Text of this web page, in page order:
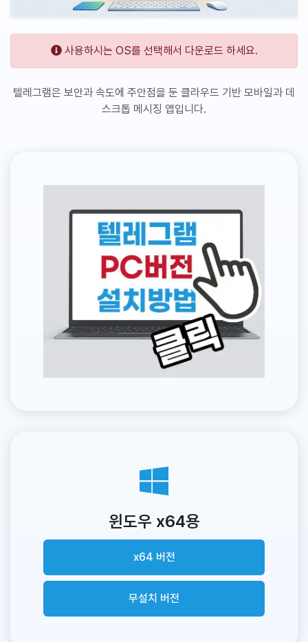
사용하시는 OS를 선택해서 다운로드 하세요.
텔레그램은 보안과 속도에 주안점을 둔 클라우드 기반 모바일과 데
스크톱 메시징 앱입니다.
윈도우 x64용
x64 버전
무설치 버전